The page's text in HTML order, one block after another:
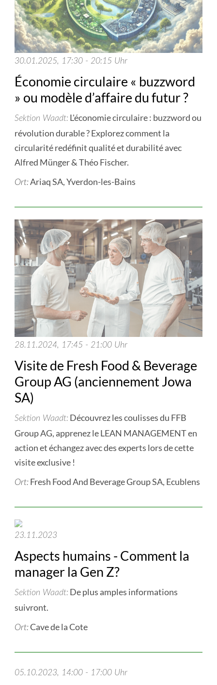
30.01.2025, 17:30 - 20:15 Uhr
Économie circulaire « buzzword
» ou modèle d’affaire du futur ?
Sektion Waadt L'économie circulaire : buzzword ou
révolution durable ? Explorez comment la
circularité redéfinit qualité et durabilité avec
Alfred Münger & Théo Fischer.
Ort: Ariaq SA, Yverdon-les-Bains
28.11.2024, 17:45 - 21:00 Uhr
Visite de Fresh Food & Beverage
Group AG (anciennement Jowa
SA)
Sektion Waadt Découvrez les coulisses du FFB
Group AG, apprenez le LEAN MANAGEMENT en
action et échangez avec des experts lors de cette
visite exclusive !
Ort: Fresh Food And Beverage Group SA, Ecublens
23.11.2023
Aspects humains - Comment la
manager la Gen Z?
Sektion Waadt De plus amples informations
suivront.
Ort: Cave de la Cote
05.10.2023, 14:00 - 17:00 Uhr